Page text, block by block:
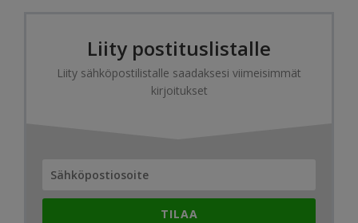
Liity postituslistalle
Liity sähköpostilistalle saadaksesi viimeisimmät
kirjoitukset
TILAA